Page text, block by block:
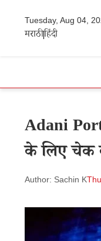
Tuesday, Aug 04,
मराठीहिंदी
Adani
के लिए चेक
Author: Sachin K